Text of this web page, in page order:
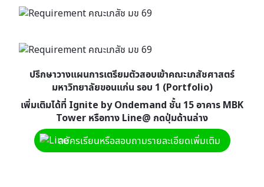
ปรึกษาวางแผนการเตรียมตัวสอบเข้าคณะเภสัชศาสตร์
มหาวิทยาลัยขอนแก่น รอบ 1 (Portfolio)
เพิ่มเติมได้ที่ Ignite by Ondemand ชั้น 15 อาคาร MBK
Tower หรือทาง Line@ กดปุ่มด้านล่าง
สมัครเรียนหรือสอบถามรายละเอียดเพิ่มเติม